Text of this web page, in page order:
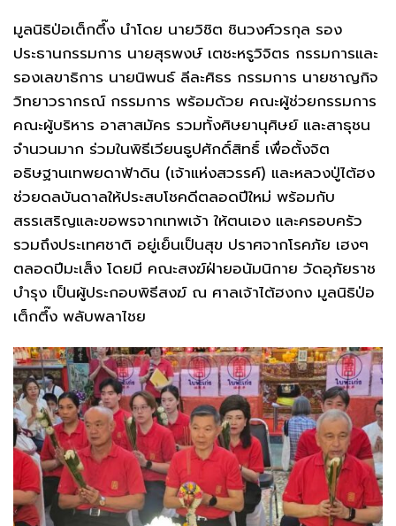
มูลนิธิป่อเต็กตึ๊ง นำโดย นายวิชิต ชินวงศ์วรกุล รอง
ประธานกรรมการ นายสุรพงษ์ เตชะหรูวิจิตร กรรมการและ
รองเลขาธิการ นายนิพนธ์ ลีละศิธร กรรมการ นายชาญกิจ
วิทยาวรากรณ์ กรรมการ พร้อมด้วย คณะผู้ช่วยกรรมการ
คณะผู้บริหาร อาสาสมัคร รวมทั้งศิษยานุศิษย์ และสาธุชน
จำนวนมาก ร่วมในพิธีเวียนธูปศักดิ์สิทธิ์ เพื่อตั้งจิต
อธิษฐานเทพยดาฟ้าดิน (เจ้าแห่งสวรรค์) และหลวงปู่ไต้ฮง
ช่วยดลบันดาลให้ประสบโชคดีตลอดปีใหม่ พร้อมกับ
สรรเสริญและขอพรจากเทพเจ้า ให้ตนเอง และครอบครัว
รวมถึงประเทศชาติ อยู่เย็นเป็นสุข ปราศจากโรคภัย เฮงๆ
ตลอดปีมะเส็ง โดยมี คณะสงฆ์ฝ่ายอนัมนิกาย วัดอุภัยราช
บำรุง เป็นผู้ประกอบพิธีสงฆ์ ณ ศาลเจ้าไต้ฮงกง มูลนิธิป่อ
เต็กตึ๊ง พลับพลาไชย